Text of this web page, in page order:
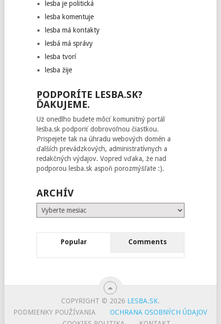
lesba je politická
lesba komentuje
lesba má kontakty
lesbá má správy
lesba tvorí
lesba žije
PODPORÍTE LESBA.SK?
ĎAKUJEME.
Už onedlho budete môcť komunitný portál
lesba.sk podporiť dobrovoľnou čiastkou.
Prispejete tak na úhradu webových domén a
ďalších prevádzkových, administratívnych a
redakčných výdajov. Vopred vďaka, že nad
podporou lesba.sk aspoň porozmýšľate :).
ARCHÍV
Archív
Popular Comments
COPYRIGHT © 2026 LESBA.SK.
PODMIENKY POUŽÍVANIA
OCHRANA OSOBNÝCH ÚDAJOV